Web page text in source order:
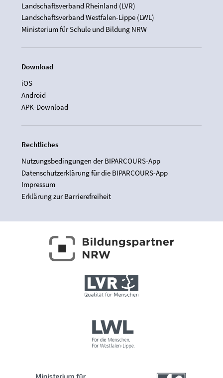
Landschaftsverband Rheinland (LVR)
Landschaftsverband Westfalen-Lippe (LWL)
Ministerium für Schule und Bildung NRW
Download
iOS
Android
APK-Download
Rechtliches
Nutzungsbedingungen der BIPARCOURS-App
Datenschutzerklärung für die BIPARCOURS-App
Impressum
Erklärung zur Barrierefreiheit